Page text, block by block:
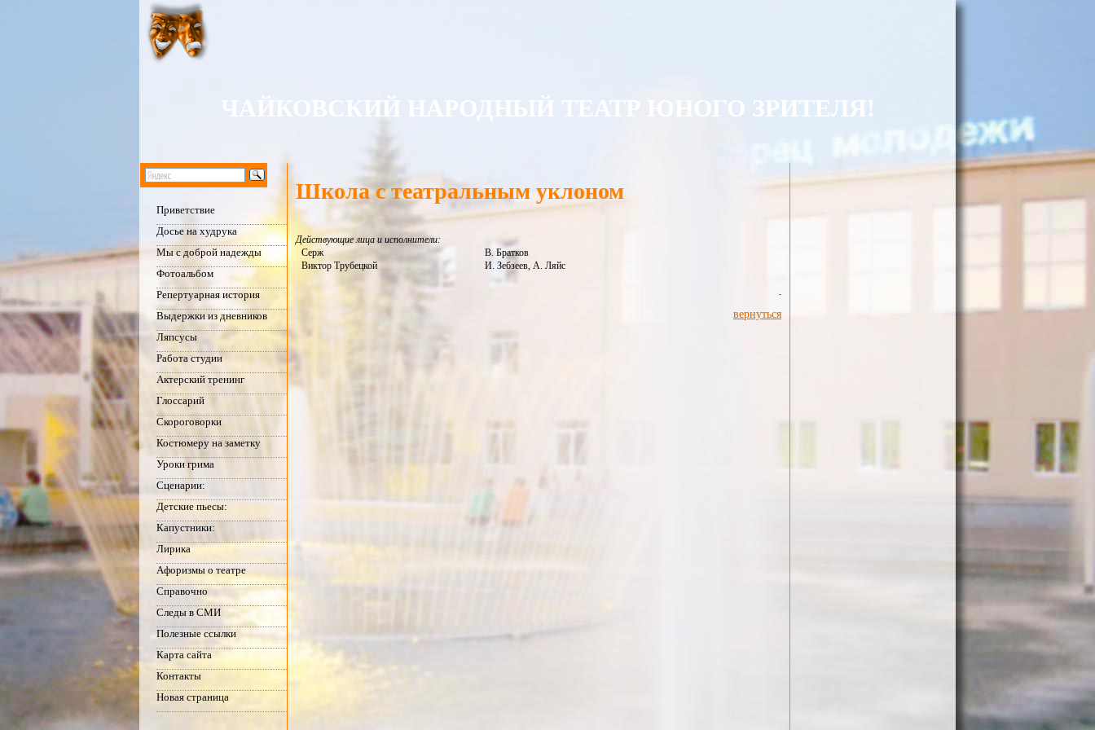
ЧАЙКОВСКИЙ НАРОДНЫЙ ТЕАТР ЮНОГО ЗРИТЕЛЯ!
Приветствие
Досье на худрука
Мы с доброй надежды
Фотоальбом
Репертуарная история
Выдержки из дневников
Ляпсусы
Работа студии
Актерский тренинг
Глоссарий
Скороговорки
Костюмеру на заметку
Уроки грима
Сценарии:
Детские пьесы:
Капустники:
Лирика
Афоризмы о театре
Справочно
Следы в СМИ
Полезные ссылки
Карта сайта
Контакты
Новая страница
Школа с театральным уклоном
Действующие лица и исполнители:
Серж
В. Братков
Виктор Трубецкой
И. Зебзеев, А. Ляйс
вернуться